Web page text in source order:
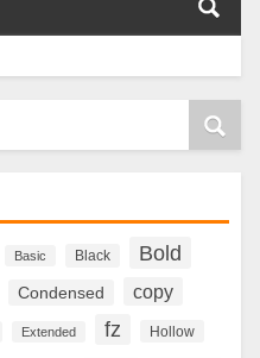
Basic Black Bold
Condensed copy
Extended fz Hollow